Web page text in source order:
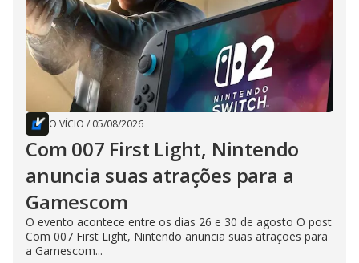
O VÍCIO / 05/08/2026
Com 007 First Light, Nintendo
anuncia suas atrações para a
Gamescom
O evento acontece entre os dias 26 e 30 de agosto O post
Com 007 First Light, Nintendo anuncia suas atrações para
a Gamescom...